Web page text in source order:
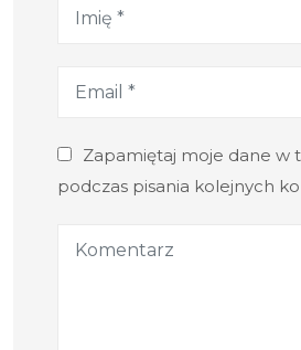
Zapamiętaj moje dane w
podczas pisania kolejnych